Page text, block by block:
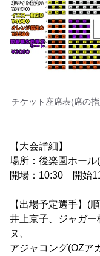
チケット座席表(席の
【大会詳細】
場所：後楽園ホー
開場：10:30 開始
【出場予定選手】(
井上京子、ジャガ
ヌ、
アジャコング(OZア